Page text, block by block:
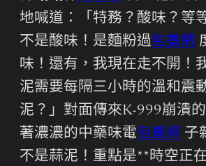
地喊道：「特務？酸味？等
不是酸味！是麵粉過包養網
味！還有，我現在走不開！
泥需要每隔三小時的溫和震
泥？」對面傳來K-999崩潰
著濃濃的中藥味電包養網 子
不是蒜泥！重點是**時空正